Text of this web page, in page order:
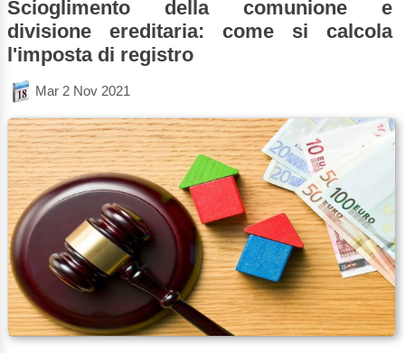
Scioglimento della comunione e
divisione ereditaria: come si calcola
l'imposta di registro
Mar 2 Nov 2021